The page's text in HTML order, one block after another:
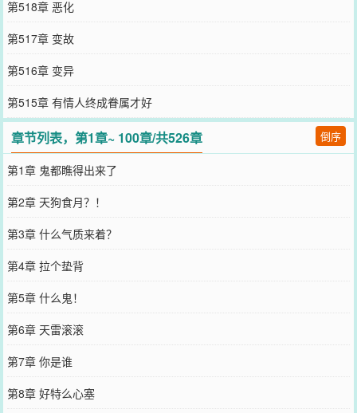
第518章 恶化
第517章 变故
第516章 变异
第515章 有情人终成眷属才好
章节列表，第1章~ 100章/共526章 倒序
第1章 鬼都瞧得出来了
第2章 天狗食月？！
第3章 什么气质来着？
第4章 拉个垫背
第5章 什么鬼！
第6章 天雷滚滚
第7章 你是谁
第8章 好特么心塞